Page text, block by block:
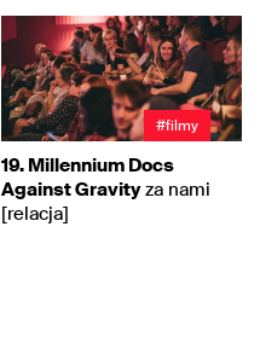
#filmy
19. Millennium Docs
Against Gravityza nami
[relacja]